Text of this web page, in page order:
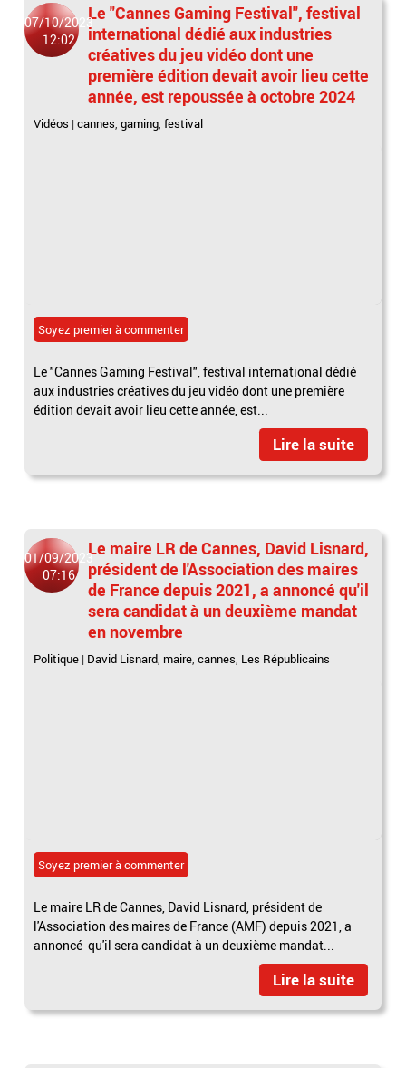
07/10/2023
12:02
Le "Cannes Gaming Festival", festival
international dédié aux industries
créatives du jeu vidéo dont une
première édition devait avoir lieu cette
année, est repoussée à octobre 2024
Vidéos |cannes,gaming,festival
Soyez premier à commenter
Le "Cannes Gaming Festival", festival international dédié
aux industries créatives du jeu vidéo dont une première
édition devait avoir lieu cette année, est...
Lire la suite
01/09/2023
07:16
Le maire LR de Cannes, David Lisnard,
président de l'Association des maires
de France depuis 2021, a annoncé qu'il
sera candidat à un deuxième mandat
en novembre
Politique | David Lisnard, maire,cannes, Les Républicains
Soyez premier à commenter
Le maire LR de Cannes, David Lisnard, président de
l'Association des maires de France (AMF) depuis 2021, a
annoncé qu'il sera candidat à un deuxième mandat...
Lire la suite